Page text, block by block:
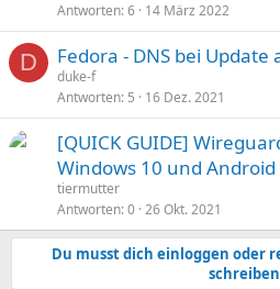
Antworten 6 14 März 2022
D Fedora - DNS bei
duke-f
Antworten 5 16 Dez. 2021
[QUICK GUIDE]
Windows 10 und
tiermutter
Antworten 0 26 Okt. 2021
Du musst dich einloggen oder